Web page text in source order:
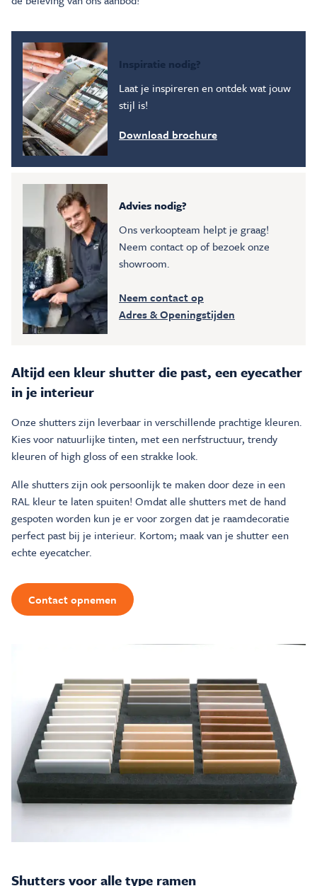
Inspiratie nodig?
Laat je inspireren en ontdek wat jouw
stijl is!
Download brochure
Advies nodig?
Ons verkoopteam helpt je graag!
Neem contact op of bezoek onze
showroom.
Neem contact op
Adres & Openingstijden
Altijd een kleur shutter die past, een eyecather
in je interieur
Onze shutters zijn leverbaar in verschillende prachtige kleuren.
Kies voor natuurlijke tinten, met een nerfstructuur, trendy
kleuren of high gloss of een strakke look.
Alle shutters zijn ook persoonlijk te maken door deze in een
RAL kleur te laten spuiten! Omdat alle shutters met de hand
gespoten worden kun je er voor zorgen dat je raamdecoratie
perfect past bij je interieur. Kortom; maak van je shutter een
echte eyecatcher.
Contact opnemen
Shutters voor alle type ramen